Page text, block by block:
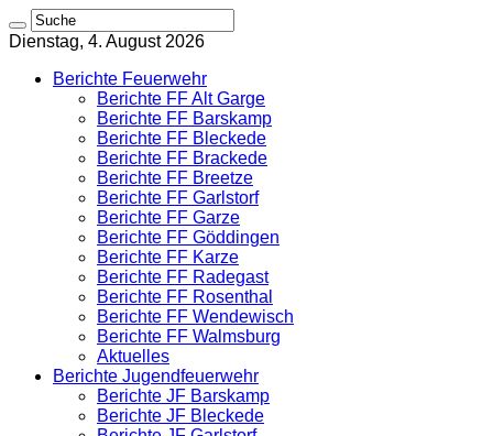
Dienstag, 4. August 2026
Berichte Feuerwehr
Berichte FF Alt Garge
Berichte FF Barskamp
Berichte FF Bleckede
Berichte FF Brackede
Berichte FF Breetze
Berichte FF Garlstorf
Berichte FF Garze
Berichte FF Göddingen
Berichte FF Karze
Berichte FF Radegast
Berichte FF Rosenthal
Berichte FF Wendewisch
Berichte FF Walmsburg
Aktuelles
Berichte Jugendfeuerwehr
Berichte JF Barskamp
Berichte JF Bleckede